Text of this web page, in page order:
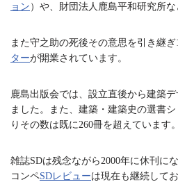
ョン ）や、財団法人鹿島平和研究所な
また守之助の死後その意思を引き継ぎ
ターが開業されています。
鹿島出版会では、設立直後から建築
ました。また、建築・建築史の選書
りその数は既に260冊を超えています。
雑誌SDは残念ながら2000年に休刊に
コンペSDレビューは現在も継続して